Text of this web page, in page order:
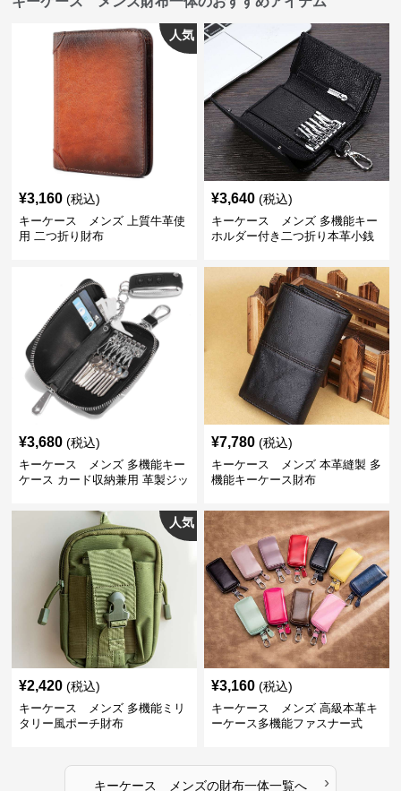
人気
¥3,160 (税込)
キーケース メンズ 上質牛革使
用 二つ折り財布
¥3,640 (税込)
キーケース メンズ 多機能キー
ホルダー付き二つ折り本革小銭
¥3,680 (税込)
キーケース メンズ 多機能キー
ケース カード収納兼用 革製ジッ
¥7,780 (税込)
キーケース メンズ 本革縫製 多
機能キーケース財布
人気
¥2,420 (税込)
キーケース メンズ 多機能ミリ
タリー風ポーチ財布
¥3,160 (税込)
キーケース メンズ 高級本革キ
ーケース多機能ファスナー式
キーケース メンズの財布一体一覧へ ›